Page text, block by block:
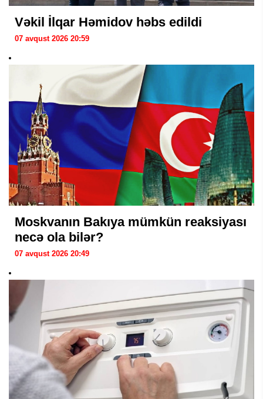
Vəkil İlqar Həmidov həbs edildi
07 avqust 2026 20:59
Moskvanın Bakıya mümkün reaksiyası
necə ola bilər?
07 avqust 2026 20:49